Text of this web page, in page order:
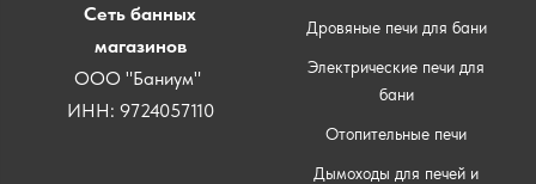
Сеть банных
магазинов
ООО "Баниум"
ИНН: 9724057110
Дровяные печи для бани
Электрические печи для
бани
Отопительные печи
Дымоходы для печей и